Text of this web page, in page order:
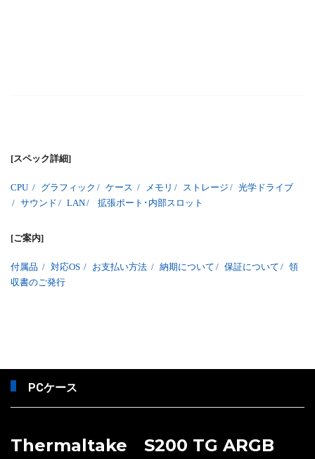
[スペック詳細]
CPU / グラフィック / ケース / メモリ / ストレージ / 光学ドライブ
/ サウンド / LAN/ 拡張ポート･内部スロット
[ご案内]
付属品 / 対応OS / お支払い方法 / 納期について / 保証について / 領
収書のご発行
PCケース
Thermaltake S200 TG ARGB